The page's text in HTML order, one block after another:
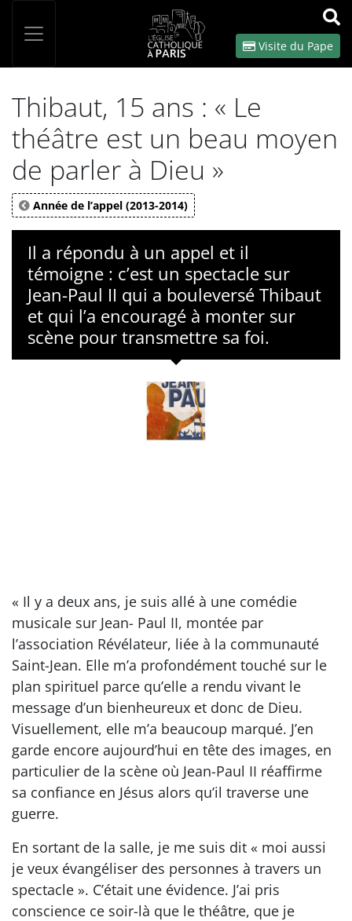
OK
Visite du Pape
Thibaut, 15 ans : « Le
théâtre est un beau moyen
de parler à Dieu »
Année de l’appel (2013-2014)
Il a répondu à un appel et il
témoigne : c’est un spectacle sur
Jean-Paul II qui a bouleversé Thibaut
et qui l’a encouragé à monter sur
scène pour transmettre sa foi.
« Il y a deux ans, je suis allé à une comédie
musicale sur Jean- Paul II, montée par
l’association Révélateur, liée à la communauté
Saint-Jean. Elle m’a profondément touché sur le
plan spirituel parce qu’elle a rendu vivant le
message d’un bienheureux et donc de Dieu.
Visuellement, elle m’a beaucoup marqué. J’en
garde encore aujourd’hui en tête des images, en
particulier de la scène où Jean-Paul II réaffirme
sa confiance en Jésus alors qu’il traverse une
guerre.
En sortant de la salle, je me suis dit « moi aussi
je veux évangéliser des personnes à travers un
spectacle ». C’était une évidence. J’ai pris
conscience ce soir-là que le théâtre, que je
Panneau de gestion des cookies